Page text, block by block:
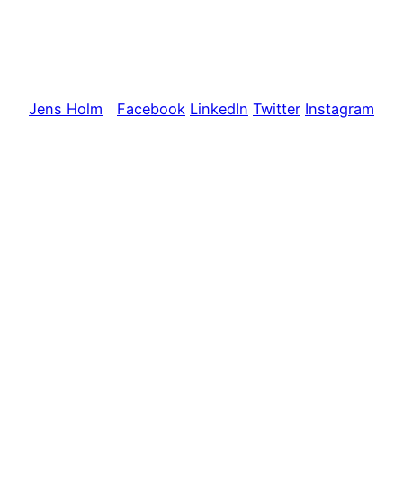
Jens Holm Facebook LinkedIn Twitter Instagram